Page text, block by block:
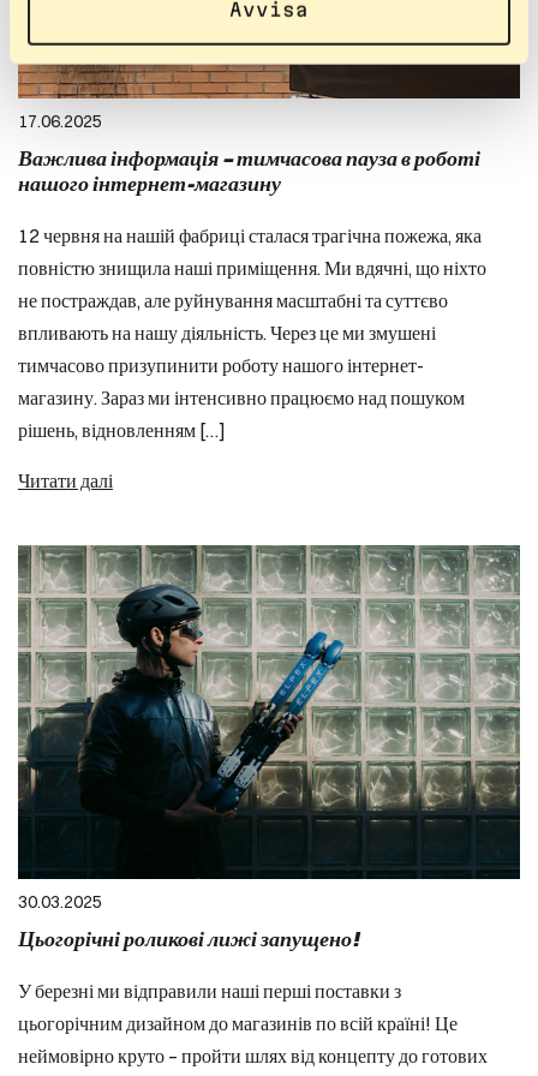
Avvisa
17.06.2025
Важлива інформація – тимчасова пауза в роботі
нашого інтернет-магазину
12 червня на нашій фабриці сталася трагічна пожежа, яка
повністю знищила наші приміщення. Ми вдячні, що ніхто
не постраждав, але руйнування масштабні та суттєво
впливають на нашу діяльність. Через це ми змушені
тимчасово призупинити роботу нашого інтернет-
магазину. Зараз ми інтенсивно працюємо над пошуком
рішень, відновленням […]
Читати далі
30.03.2025
Цьогорічні роликові лижі запущено!
У березні ми відправили наші перші поставки з
цьогорічним дизайном до магазинів по всій країні! Це
неймовірно круто – пройти шлях від концепту до готових